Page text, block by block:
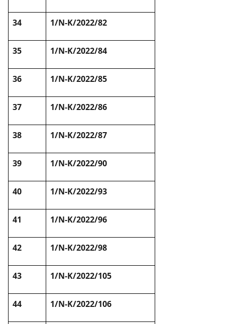
34 1/N-K/2022/82
35 1/N-K/2022/84
36 1/N-K/2022/85
37 1/N-K/2022/86
38 1/N-K/2022/87
39 1/N-K/2022/90
40 1/N-K/2022/93
41 1/N-K/2022/96
42 1/N-K/2022/98
43 1/N-K/2022/105
44 1/N-K/2022/106